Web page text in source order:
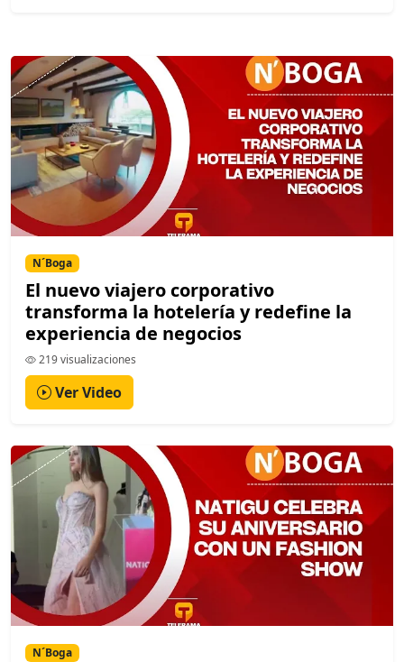
N´Boga
El nuevo viajero corporativo
transforma la hotelería y redefine la
experiencia de negocios
219 visualizaciones
Ver Video
N´Boga